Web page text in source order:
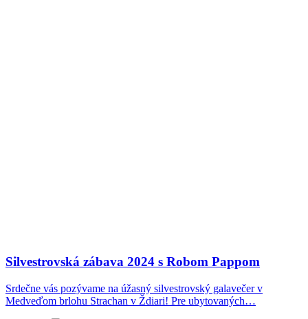
Silvestrovská zábava 2024 s Robom Pappom
Srdečne vás pozývame na úžasný silvestrovský galavečer v
Medveďom brlohu Strachan v Ždiari! Pre ubytovaných…